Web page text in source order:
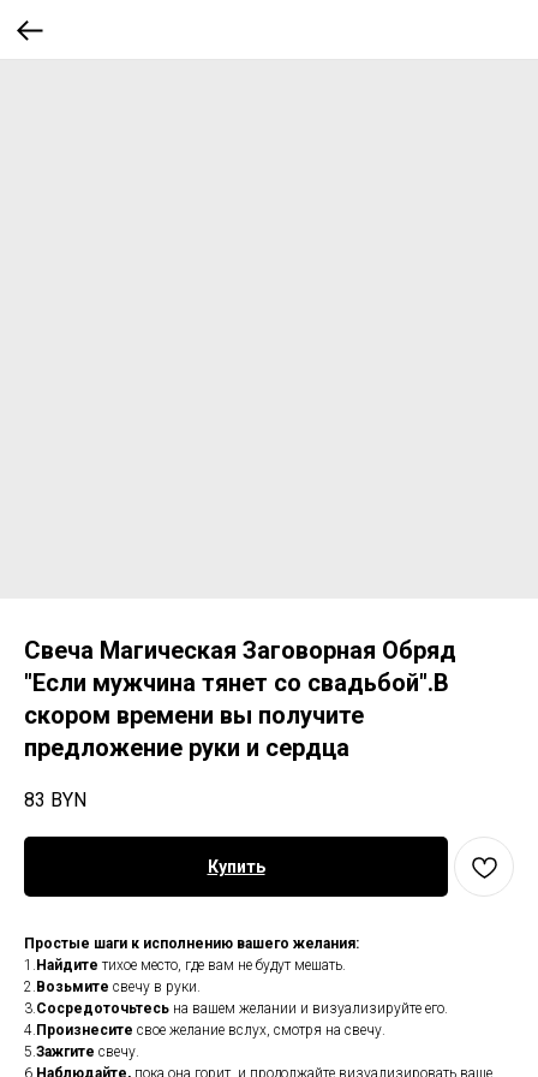
Свеча Магическая Заговорная Обряд
"Если мужчина тянет со свадьбой".В
скором времени вы получите
предложение руки и сердца
83 BYN
Купить
Простые шаги к исполнению вашего желания:
1. Найдите тихое место, где вам не будут мешать.
2. Возьмите свечу в руки.
3.Сосредоточьтесь на вашем желании и визуализируйте его.
4. Произнесите свое желание вслух, смотря на свечу.
5.Зажгите свечу.